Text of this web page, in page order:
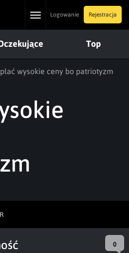
ToggleLogowanie Rejestracja
Top
wysokie ceny bo patriotyzm
0